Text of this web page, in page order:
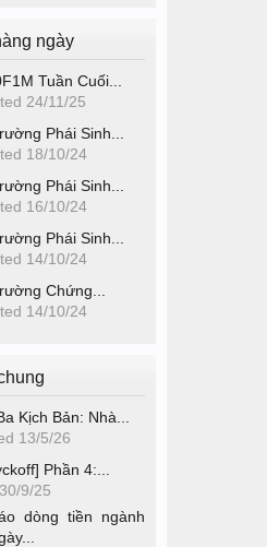
ngày
Tuần Cuối...
24/11/25
Phái Sinh...
18/10/24
Phái Sinh...
16/10/24
Phái Sinh...
14/10/24
Chứng...
14/10/24
Kịch Bản: Nhà...
13/5/26
Phần 4:...
30/9/25
dòng tiền ngành